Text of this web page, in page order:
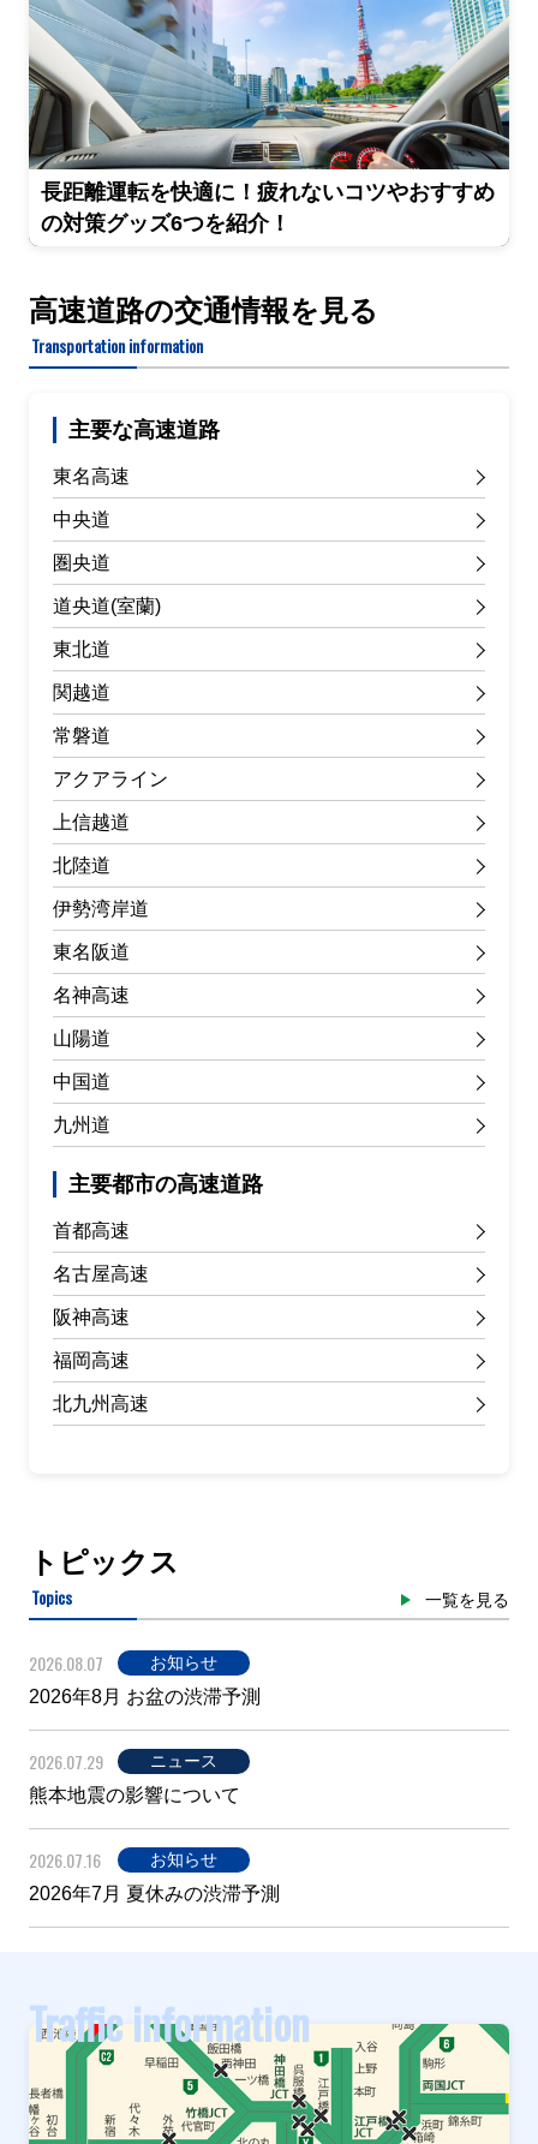
長距離運転を快適に！疲れないコツやおすすめ
の対策グッズ6つを紹介！
高速道路の交通情報を見る
Transportation information
主要な高速道路
東名高速
中央道
圏央道
道央道(室蘭)
東北道
関越道
常磐道
アクアライン
上信越道
北陸道
伊勢湾岸道
東名阪道
名神高速
山陽道
中国道
九州道
主要都市の高速道路
首都高速
名古屋高速
阪神高速
福岡高速
北九州高速
トピックス
Topics 一覧を見る
2026.08.07 お知らせ
2026年8月 お盆の渋滞予測
2026.07.29 ニュース
熊本地震の影響について
2026.07.16 お知らせ
2026年7月 夏休みの渋滞予測
Traffic information